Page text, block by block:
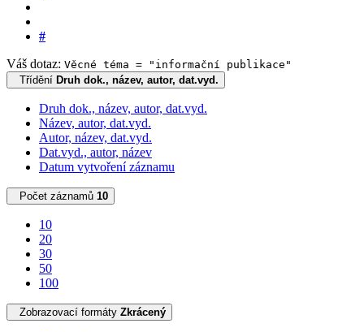
#
Váš dotaz: Věcné téma = "informační publikace"
Třídění Druh dok., název, autor, dat.vyd.
Druh dok., název, autor, dat.vyd.
Název, autor, dat.vyd.
Autor, název, dat.vyd.
Dat.vyd., autor, název
Datum vytvoření záznamu
Počet záznamů 10
10
20
30
50
100
Zobrazovací formáty Zkrácený